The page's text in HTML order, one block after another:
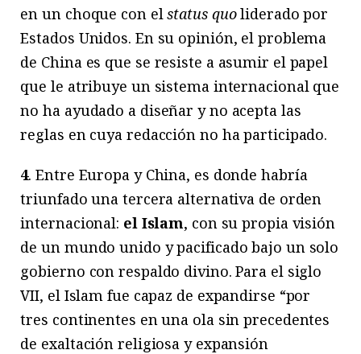
en un choque con elstatus quoliderado por
Estados Unidos. En su opinión, el problema
de China es que se resiste a asumir el papel
que le atribuye un sistema internacional que
no ha ayudado a diseñar y no acepta las
reglas en cuya redacción no ha participado.
4. Entre Europa y China, es donde habría
triunfado una tercera alternativa de orden
internacional: el Islam, con su propia visión
de un mundo unido y pacificado bajo un solo
gobierno con respaldo divino. Para el siglo
VII, el Islam fue capaz de expandirse “por
tres continentes en una ola sin precedentes
de exaltación religiosa y expansión